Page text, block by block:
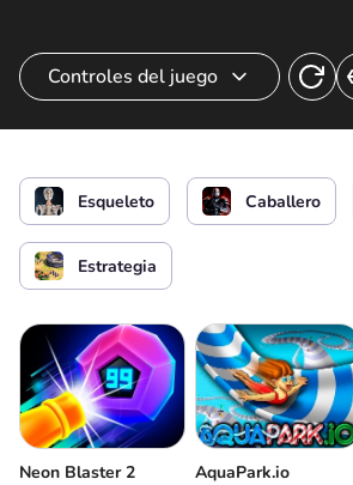
Controles del juego
Coloca combatientes en el campo
Esqueleto Caballero
Estrategia
Neon Blaster 2 AquaPark.io